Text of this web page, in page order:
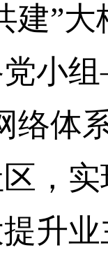
建”
小
络体
，
升